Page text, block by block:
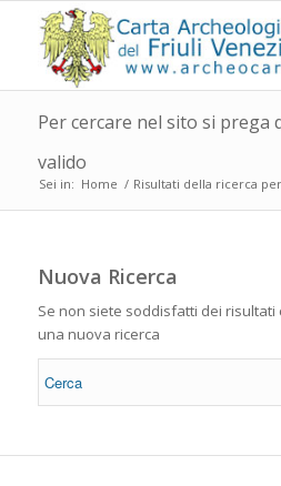
Per cercare nel sito si prega
valido
Sei in: Home / Risultati della ricerca
Nuova Ricerca
Se non siete soddisfatti dei
una nuova ricerca